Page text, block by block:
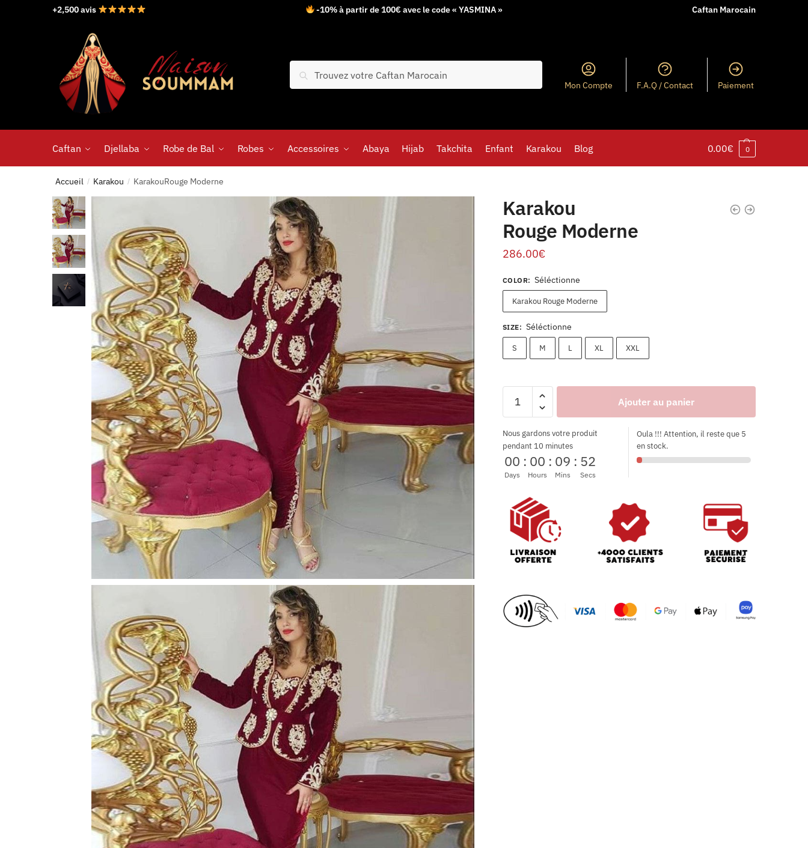
+2,500 avis -10% à partir de 100€ avec le code « YASMINA » Caftan Marocain
Recherche
Mon Compte F.A.Q / Contact Paiement
Caftan Djellaba Robe de Bal Robes Accessoires Abaya Hijab Takchita Enfant Karakou Blog 0.00€ 0
Accueil / Karakou / KarakouRouge Moderne
Karakou
Rouge Moderne
286.00€
COLOR: Séléctionne
Karakou Rouge Moderne
SIZE: Séléctionne
S M L XL XXL
Ajouter au panier
Nous gardons votre produit
pendant 10 minutes
00
Days
: 00
Hours
: 09
Mins
: 52
Secs
Oula !!! Attention, il reste que 5
en stock.